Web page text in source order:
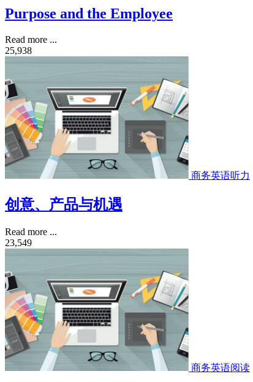
Purpose and the Employee
Read more ...
25,938
商务英语听力
创意、产品与机遇
Read more ...
23,549
商务英语阅读